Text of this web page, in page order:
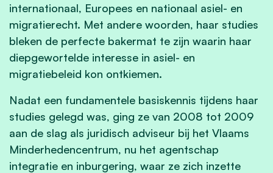
internationaal, Europees en nationaal asiel- en
migratierecht. Met andere woorden, haar studies
bleken de perfecte bakermat te zijn waarin haar
diepgewortelde interesse in asiel- en
migratiebeleid kon ontkiemen.
Nadat een fundamentele basiskennis tijdens haar
studies gelegd was, ging ze van 2008 tot 2009
aan de slag als juridisch adviseur bij het Vlaams
Minderhedencentrum, nu het agentschap
integratie en inburgering, waar ze zich inzette